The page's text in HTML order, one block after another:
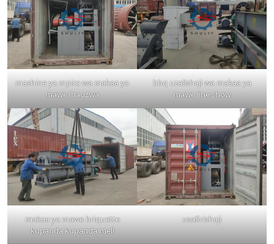
mashine ya mpira wa makaa ya
mawe inauzwa
bbq uzalishaji wa makaa ya
mawe line show
makaa ya mawe briquette
kupanda kupanda meli
usafirishaji